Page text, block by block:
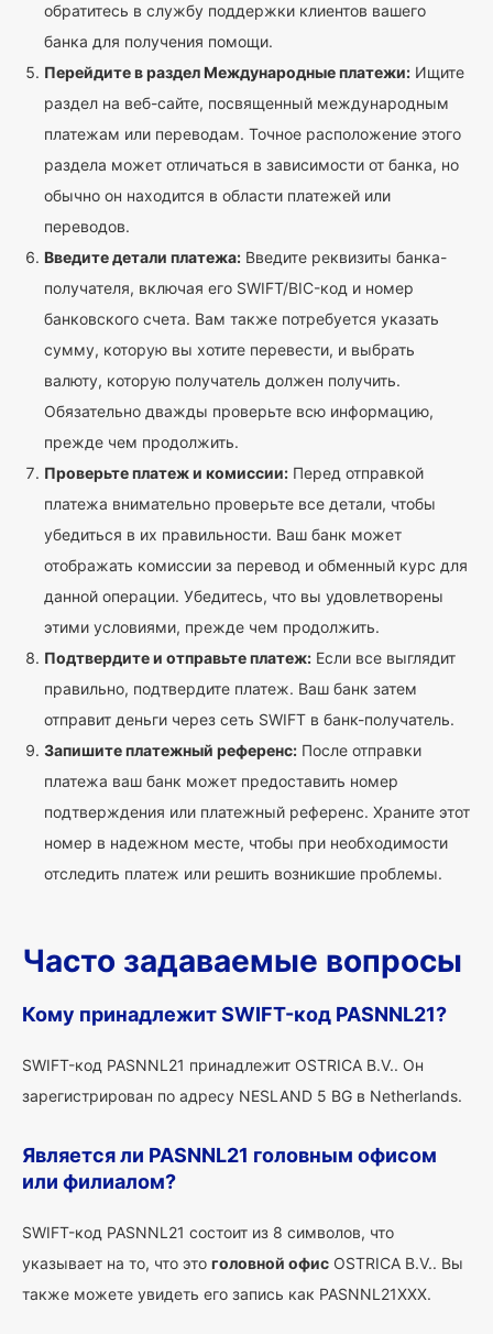
обратитесь в службу поддержки клиентов вашего
банка для получения помощи.
Перейдите в раздел Международные платежи: Ищите
раздел на веб-сайте, посвященный международным
платежам или переводам. Точное расположение этого
раздела может отличаться в зависимости от банка, но
обычно он находится в области платежей или
переводов.
Введите детали платежа: Введите реквизиты банка-
получателя, включая его SWIFT/BIC-код и номер
банковского счета. Вам также потребуется указать
сумму, которую вы хотите перевести, и выбрать
валюту, которую получатель должен получить.
Обязательно дважды проверьте всю информацию,
прежде чем продолжить.
Проверьте платеж и комиссии: Перед отправкой
платежа внимательно проверьте все детали, чтобы
убедиться в их правильности. Ваш банк может
отображать комиссии за перевод и обменный курс для
данной операции. Убедитесь, что вы удовлетворены
этими условиями, прежде чем продолжить.
Подтвердите и отправьте платеж: Если все выглядит
правильно, подтвердите платеж. Ваш банк затем
отправит деньги через сеть SWIFT в банк-получатель.
Запишите платежный референс: После отправки
платежа ваш банк может предоставить номер
подтверждения или платежный референс. Храните этот
номер в надежном месте, чтобы при необходимости
отследить платеж или решить возникшие проблемы.
Часто задаваемые вопросы
Кому принадлежит SWIFT-код PASNNL21?
SWIFT-код PASNNL21 принадлежит OSTRICA B.V.. Он
зарегистрирован по адресу NESLAND 5 BG в Netherlands.
Является ли PASNNL21 головным офисом
или филиалом?
SWIFT-код PASNNL21 состоит из 8 символов, что
указывает на то, что это головной офис OSTRICA B.V.. Вы
также можете увидеть его запись как PASNNL21XXX.